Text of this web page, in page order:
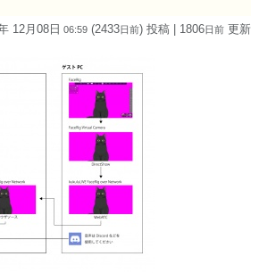
12月08日 06:59 (2433日前) 投稿 | 1806日前 更新